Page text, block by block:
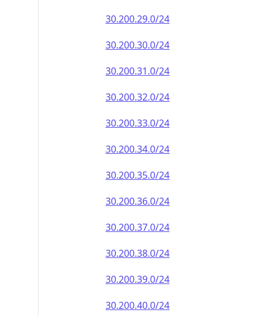
30.200.29.0/24
30.200.30.0/24
30.200.31.0/24
30.200.32.0/24
30.200.33.0/24
30.200.34.0/24
30.200.35.0/24
30.200.36.0/24
30.200.37.0/24
30.200.38.0/24
30.200.39.0/24
30.200.40.0/24